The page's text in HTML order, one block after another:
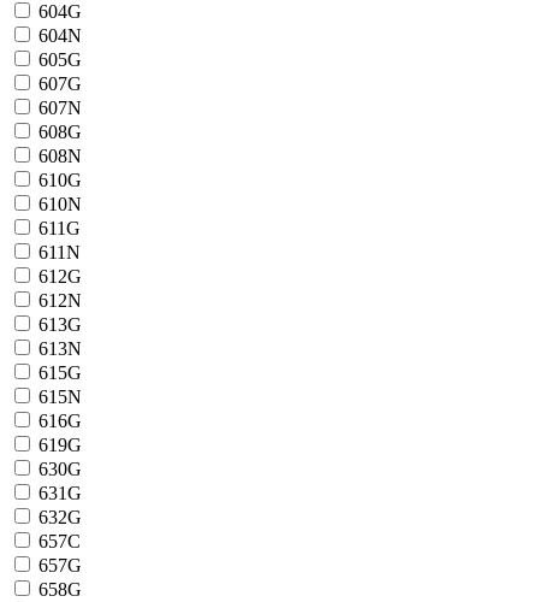
604G
604N
605G
607G
607N
608G
608N
610G
610N
611G
611N
612G
612N
613G
613N
615G
615N
616G
619G
630G
631G
632G
657C
657G
658G